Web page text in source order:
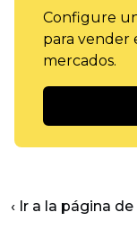
Configure
para vender
mercados.
‹ Ir a la página